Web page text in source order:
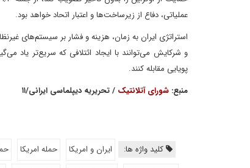
عملیاتی، دفاع از زیرساخت‌ها و اعتبار اتحاد خواهد بود.
استراتژی ایران به زمان، هزینه و فشار بر سیستم‌های
و شرکایش می‌توانند با ایجاد ائتلافی که سریع‌تر یاد
پویایی مقابله کنند.
منبع: شورای آتلانتیک / تحریریه دیپلماسی ایرانی/۱۱
کلید واژه ها: ایران و امریکا حمله امریکا